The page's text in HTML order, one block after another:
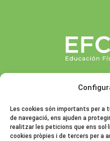
Les cookies són importants per a
de navegació, ens ajuden a
realitzar les peticions que ens
cookies pròpies i de tercers per a